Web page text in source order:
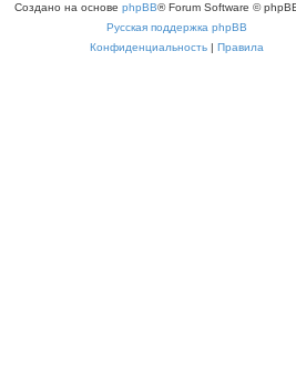
Создано на основе phpBB® Forum Software ©
Русская поддержка phpBB
Конфиденциальность | Правила